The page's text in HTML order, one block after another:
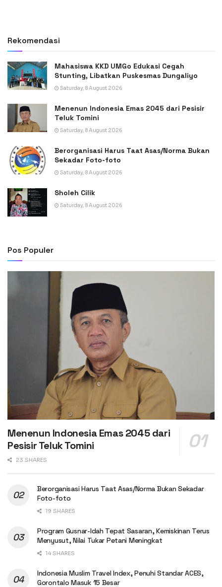
Rekomendasi
Mahasiswa KKD UMGo Edukasi Cegah
Stunting, Libatkan Puskesmas Dungaliyo
Saturday, 8 August 2026
Menenun Indonesia Emas 2045 dari Pesisir
Teluk Tomini
Saturday, 8 August 2026
Berorganisasi Harus Taat Asas/Norma Bukan
Sekadar Foto-foto
Saturday, 8 August 2026
Sholeh Cilik
Saturday, 8 August 2026
Pos Populer
Menenun Indonesia Emas 2045 dari
Pesisir Teluk Tomini
23 SHARES
Berorganisasi Harus Taat Asas/Norma Bukan Sekadar
Foto-foto
19 SHARES
Program Gusnar-Idah Tepat Sasaran, Kemiskinan Terus
Menyusut, Nilai Tukar Petani Meningkat
14 SHARES
Indonesia Muslim Travel Index, Penuhi Standar ACES,
Gorontalo Masuk 15 Besar